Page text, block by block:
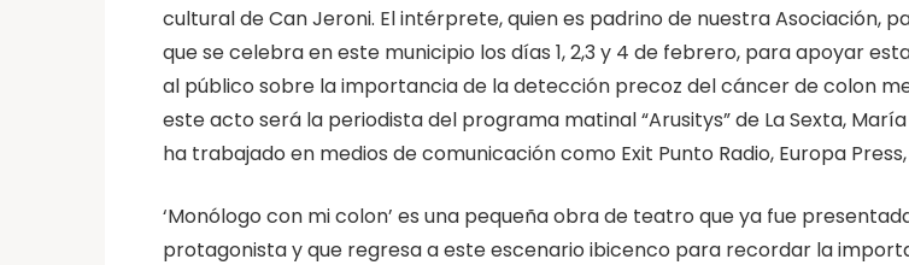
cultural de Can Jeroni. El intérprete, quien es padrino de nuestra Asociación,
que se celebra en este municipio los días 1, 2,3 y 4 de febrero, para apoyar
al público sobre la importancia de la detección precoz del cáncer de colon
este acto será la periodista del programa matinal “Arusitys” de La Sexta,
ha trabajado en medios de comunicación como Exit Punto Radio, Europa Press,
‘Monólogo con mi colon’ es una pequeña obra de teatro que ya fue
protagonista y que regresa a este escenario ibicenco para recordar la